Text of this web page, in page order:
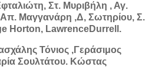
Στ. Μυριβήλη , Αγ.
Μαγγανάρη ,Δ, Σωτηρίου, Σ.
Horton, LawrenceDurrell.
Τόνιος ,Γεράσιμος
Σουλτάτου. Κώστας